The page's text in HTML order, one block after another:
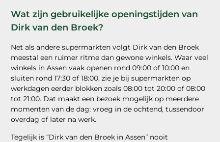
Wat zijn gebruikelijke openingstijden van
Dirk van den Broek?
Net als andere supermarkten volgt Dirk van den Broek
meestal een ruimer ritme dan gewone winkels. Waar veel
winkels in Assen vaak openen rond 09:00 of 10:00 en
sluiten rond 17:30 of 18:00, zie je bij supermarkten op
werkdagen eerder blokken zoals 08:00 tot 20:00 of 08:00
tot 21:00. Dat maakt een bezoek mogelijk op meerdere
momenten van de dag: vroeg in de ochtend, tussendoor
overdag of later na werk.
Tegelijk is “Dirk van den Broek in Assen” nooit